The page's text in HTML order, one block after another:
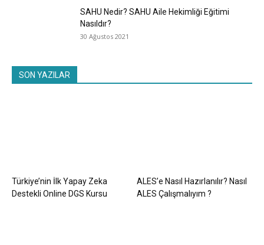
SAHU Nedir? SAHU Aile Hekimliği Eğitimi
Nasıldır?
30 Ağustos 2021
SON YAZILAR
Türkiye’nin İlk Yapay Zeka
Destekli Online DGS Kursu
ALES’e Nasıl Hazırlanılır? Nasıl
ALES Çalışmalıyım ?